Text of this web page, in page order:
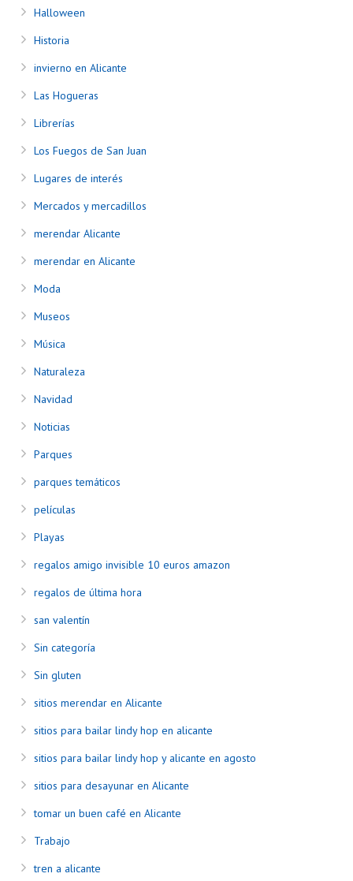
Halloween
Historia
invierno en Alicante
Las Hogueras
Librerías
Los Fuegos de San Juan
Lugares de interés
Mercados y mercadillos
merendar Alicante
merendar en Alicante
Moda
Museos
Música
Naturaleza
Navidad
Noticias
Parques
parques temáticos
películas
Playas
regalos amigo invisible 10 euros amazon
regalos de última hora
san valentín
Sin categoría
Sin gluten
sitios merendar en Alicante
sitios para bailar lindy hop en alicante
sitios para bailar lindy hop y alicante en agosto
sitios para desayunar en Alicante
tomar un buen café en Alicante
Trabajo
tren a alicante